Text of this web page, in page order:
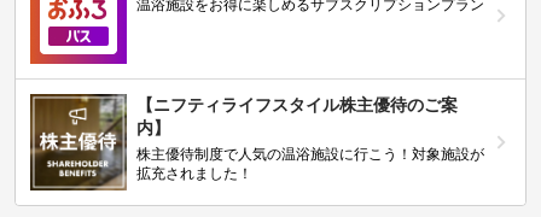
温浴施設をお得に楽しめるサブスクリプションプラン
【ニフティライフスタイル株主優待のご案
内】
株主優待制度で人気の温浴施設に行こう！対象施設が
拡充されました！